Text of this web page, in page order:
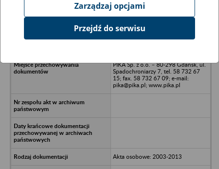
Ukryj wszystkie pozycje bazy
MARCO DESIGN Sp. z o.o. - Gdańsk,
PIKA Sp. z o.o. – 80-298 Gdańsk, ul.
Spadochroniarzy 7, tel. 58 732 67
15; fax. 58 732 67 09; e-mail:
pika@pika.pl; www.pika.pl
Akta osobowe: 2003-2013
Zarządzaj opcjami
Przejdź do serwisu